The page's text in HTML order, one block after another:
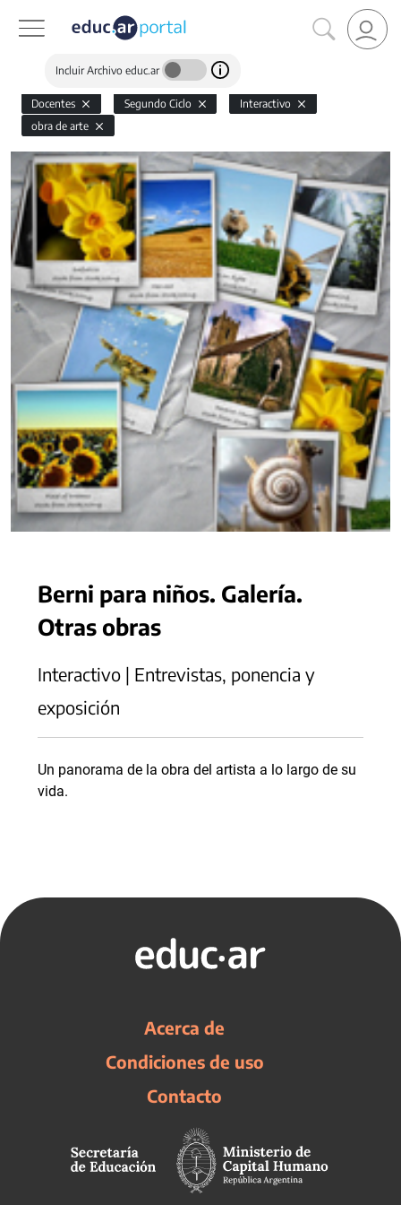
Incluir Archivo educ.ar
Docentes Segundo Ciclo
Interactivo
obra de arte
Berni para niños. Galería.
Otras obras
Interactivo | Entrevistas, ponencia y
exposición
Un panorama de la obra del artista a lo largo de su
vida.
Acerca de
Condiciones de uso
Contacto